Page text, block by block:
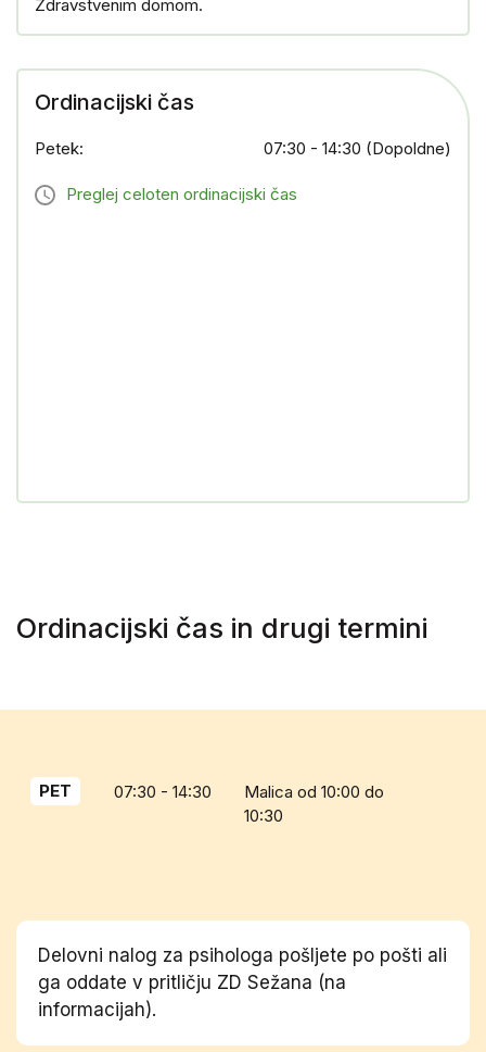
Zdravstvenim domom.
Ordinacijski čas
Petek: 07:30 - 14:30 (Dopoldne)
Preglej celoten ordinacijski čas
Ordinacijski čas in drugi termini
PET 07:30 - 14:30
Malica od 10:00 do
10:30
Delovni nalog za psihologa pošljete po pošti ali
ga oddate v pritličju ZD Sežana (na
informacijah).